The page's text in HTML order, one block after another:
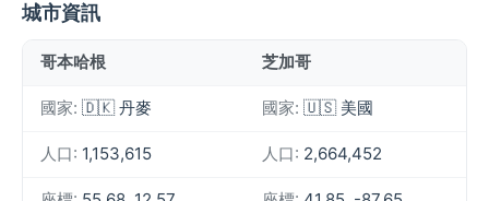
城市資訊
哥本哈根 芝加哥
國家: 🇩🇰 丹麥 國家: 🇺🇸 美國
人口: 1,153,615 人口: 2,664,452